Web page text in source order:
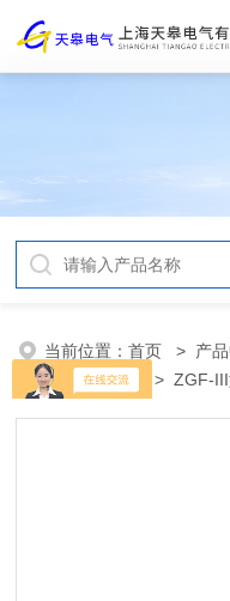
当前位置：首页 > 产
压试验变压器
> ZGF-III